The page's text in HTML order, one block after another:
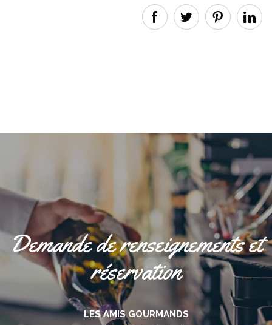
Demande de renseignements et
réservation
LES AMIS GOURMANDS